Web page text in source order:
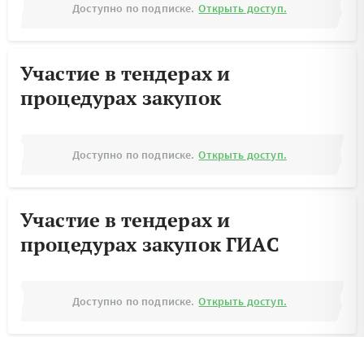
Доступно по подписке. Открыть доступ.
Участие в тендерах и
процедурах закупок
Доступно по подписке. Открыть доступ.
Участие в тендерах и
процедурах закупок ГИАС
Доступно по подписке. Открыть доступ.